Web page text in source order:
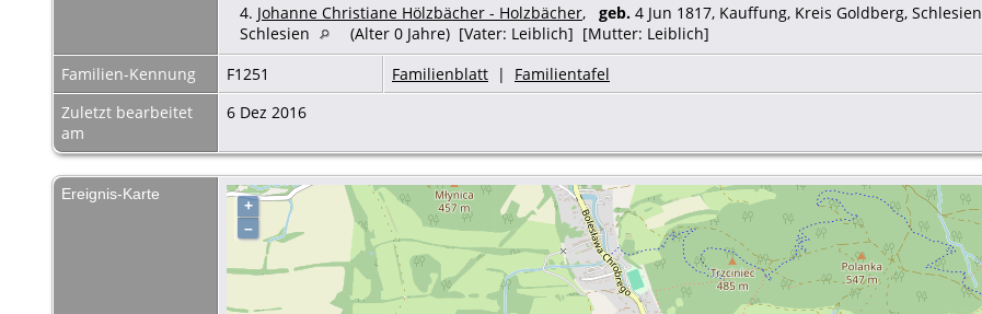
4. Johanne Christiane Hölzbächer - Holzbächer, geb. 4 Jun 1817, Kauffung, Kreis Goldberg, Schlesien
Schlesien
(Alter 0 Jahre) [Vater: Leiblich] [Mutter: Leiblich]
Familien-Kennung
F1251 Familienblatt | Familientafel
Zuletzt bearbeitet
am
6 Dez 2016
Ereignis-Karte
+
–